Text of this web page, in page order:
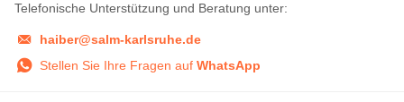
Telefonische Unterstützung und Beratung unter:
haiber@salm-karlsruhe.de
Stellen Sie Ihre Fragen auf WhatsApp